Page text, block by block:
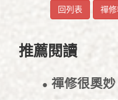
回列表 禪
推薦閱讀
● 禪修很奧